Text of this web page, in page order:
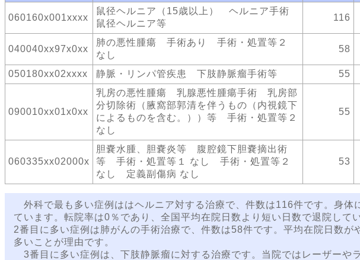
060160x001xxxx
鼠径ヘルニア（15歳以上） ヘルニア手術
鼠径ヘルニア等
116
040040xx97x0xx
肺の悪性腫瘍 手術あり 手術・処置等２
なし
58
050180xx02xxxx 静脈・リンパ管疾患 下肢静脈瘤手術等 55
090010xx01x0xx
乳房の悪性腫瘍 乳腺悪性腫瘍手術 乳房部
分切除術（腋窩部郭清を伴うもの（内視鏡下
によるものを含む。））等 手術・処置等２
なし
55
060335xx02000x
胆嚢水腫、胆嚢炎等 腹腔鏡下胆嚢摘出術
等 手術・処置等１ なし 手術・処置等２
なし 定義副傷病 なし
53
外科で最も多い症例ははヘルニア対する治療で、件数は116件です。身体
ています。転院率は0％であり、全国平均在院日数より短い日数で退院してい
2番目に多い症例は肺がんの手術治療で、件数は58件です。平均在院日数が
多いことが理由です。
3番目に多い症例は、下肢静脈瘤に対する治療です。当院ではレーザーや